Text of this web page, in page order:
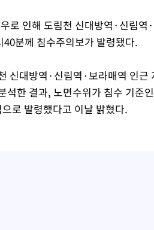
로 인해 도림천 신대방역·신림역
분께 침수주의보가 발령됐다.
신대방역·신림역·보라매역 인근
석한 결과, 노면수위가 침수 기준
로 발령했다고 이날 밝혔다.